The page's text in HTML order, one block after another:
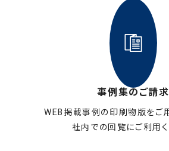
事例集のご請求
WEB掲載事例の印刷物版をご
社内での回覧にご利用